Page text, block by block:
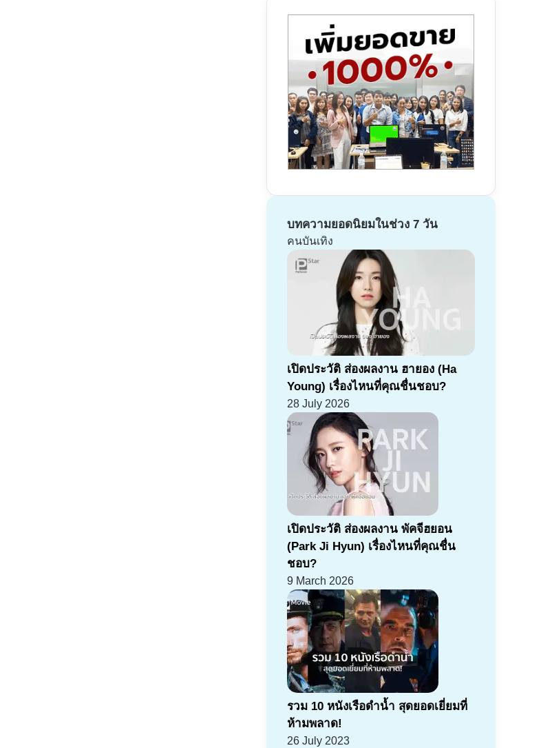
บทความยอดนิยมในช่วง 7 วัน
คนบันเทิง
เปิดประวัติ ส่องผลงาน ฮายอง (Ha
Young) เรื่องไหนที่คุณชื่นชอบ?
28 July 2026
เปิดประวัติ ส่องผลงาน พัคจีฮยอน
(Park Ji Hyun) เรื่องไหนที่คุณชื่น
ชอบ?
9 March 2026
รวม 10 หนังเรือดำน้ำ สุดยอดเยี่ยมที่
ห้ามพลาด!
26 July 2023